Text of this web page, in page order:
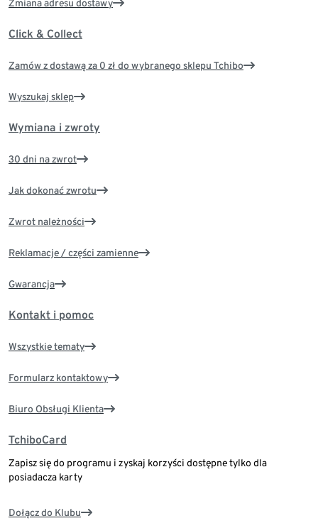
Zmiana adresu dostawy
Click & Collect
Zamów z dostawą za 0 zł do wybranego sklepu Tchibo
Wyszukaj sklep
Wymiana i zwroty
30 dni na zwrot
Jak dokonać zwrotu
Zwrot należności
Reklamacje / części zamienne
Gwarancja
Kontakt i pomoc
Wszystkie tematy
Formularz kontaktowy
Biuro Obsługi Klienta
TchiboCard
Zapisz się do programu i zyskaj korzyści dostępne tylko dla
posiadacza karty
Dołącz do Klubu